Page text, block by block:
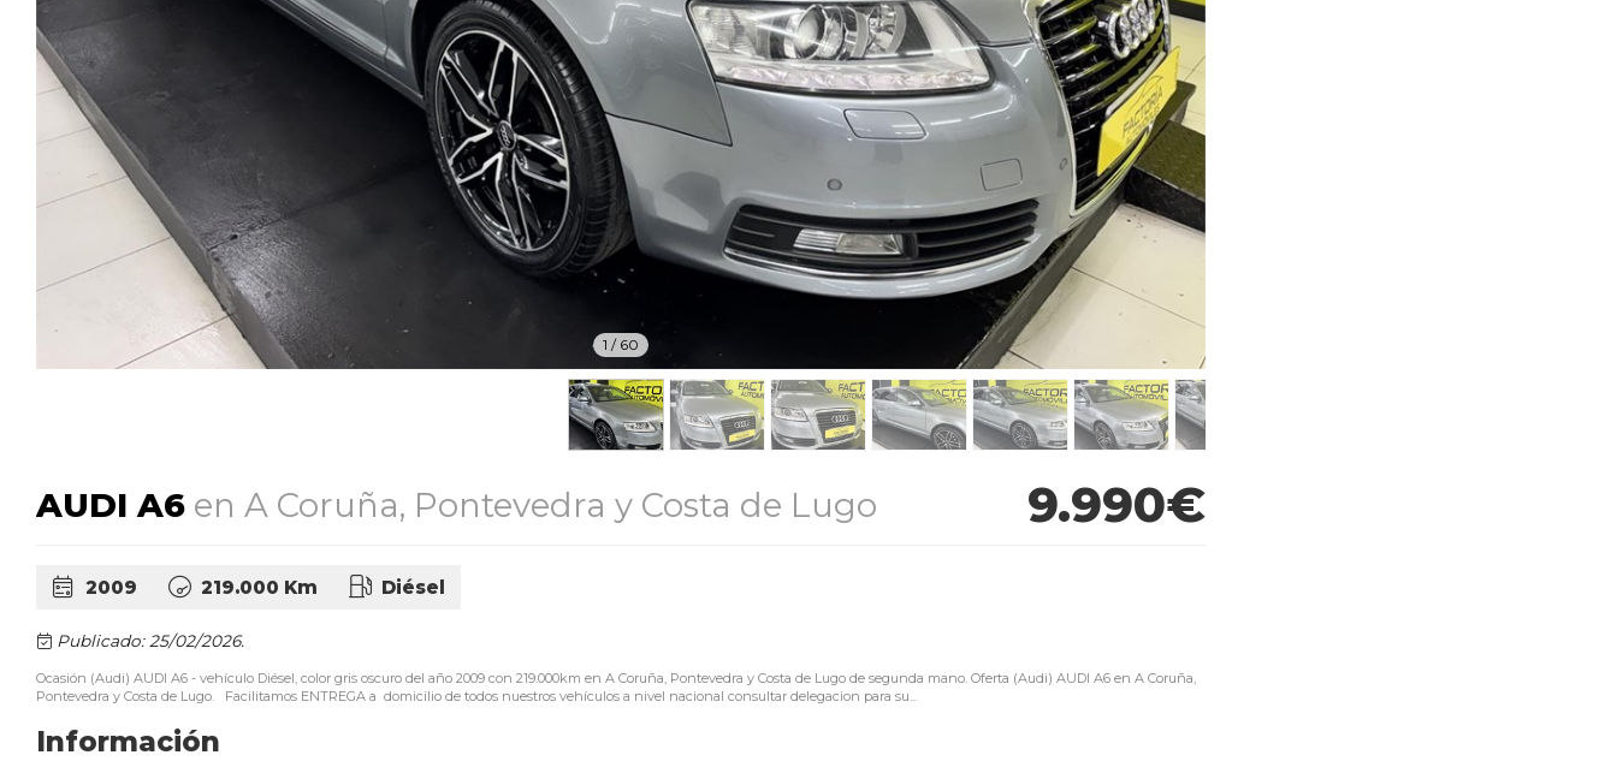
1 / 60
AUDI A6 en A Coruña, Pontevedra y Costa de Lugo 9.990€
2009 219.000 Km Diésel
Publicado: 25/02/2026.
Ocasión (Audi) AUDI A6 - vehículo Diésel, color gris oscuro del año 2009 con 219.000km en A Coruña, Pontevedra y Costa de Lugo de segunda mano. Oferta (Audi) AUDI A6 en A Coruña,
Pontevedra y Costa de Lugo. Facilitamos ENTREGA a domicilio de todos nuestros vehículos a nivel nacional consultar delegacion para su...
Información